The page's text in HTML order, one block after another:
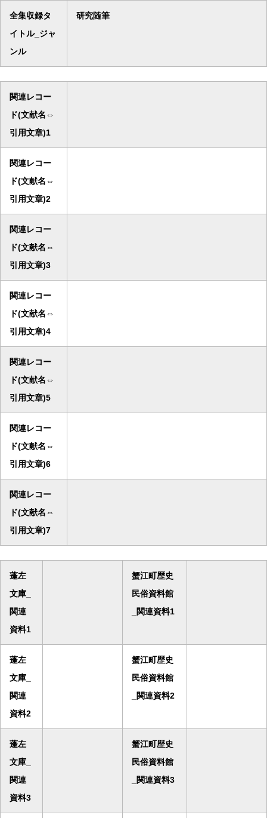
全集収録タ
イトル_ジャ
ンル
研究随筆
関連レコー
ド(文献名⇔
引用文章)1
関連レコー
ド(文献名⇔
引用文章)2
関連レコー
ド(文献名⇔
引用文章)3
関連レコー
ド(文献名⇔
引用文章)4
関連レコー
ド(文献名⇔
引用文章)5
関連レコー
ド(文献名⇔
引用文章)6
関連レコー
ド(文献名⇔
引用文章)7
蓬左
文庫_
関連
資料1
蟹江町歴史
民俗資料館
_関連資料1
蓬左
文庫_
関連
資料2
蟹江町歴史
民俗資料館
_関連資料2
蓬左
文庫_
関連
資料3
蟹江町歴史
民俗資料館
_関連資料3